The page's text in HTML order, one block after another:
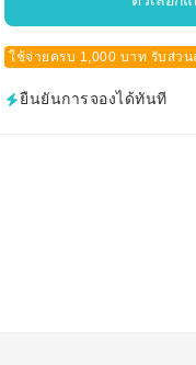
ใช้จ่ายครบ 1,000 บาท รับส่ว
ยืนยันการจองได้ทันที